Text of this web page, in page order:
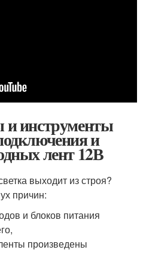
и инструменты
и
лент 12В
выходит из строя?
причин:
и блоков питания
произведены